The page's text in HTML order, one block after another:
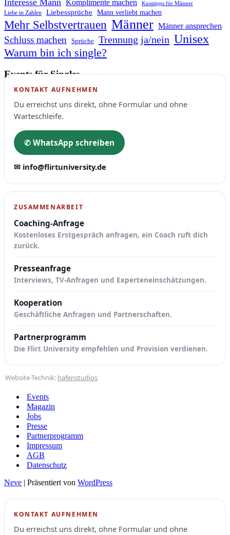
Komplimente machen Kusstipps für Männer
Liebe in Zahlen Liebessprüche Mann verliebt machen
Mehr Selbstvertrauen Männer Männer ansprechen
Schluss machen Sprüche Trennung ja/nein Unisex
Warum bin ich single?
Events für Singles
KONTAKT AUFNEHMEN
Du erreichst uns direkt, ohne Formular und ohne
Warteschleife.
✆ WhatsApp schreiben
✉ info@flirtuniversity.de
ZUSAMMENARBEIT
Coaching-Anfrage
Kostenloses Erstgespräch anfragen, ein Coach ruft dich
zurück.
Presseanfrage
Interviews, TV-Anfragen und Experteneinschätzungen.
Kooperation
Geschäftliche Anfragen und Partnerschaften.
Partnerprogramm
Die Flirt University empfehlen und Provision verdienen.
Website-Technik: hafenstudios
Events
Magazin
Jobs
Presse
Partnerprogramm
Impressum
AGB
Datenschutz
Neve | Präsentiert von WordPress
KONTAKT AUFNEHMEN
Du erreichst uns direkt, ohne Formular und ohne